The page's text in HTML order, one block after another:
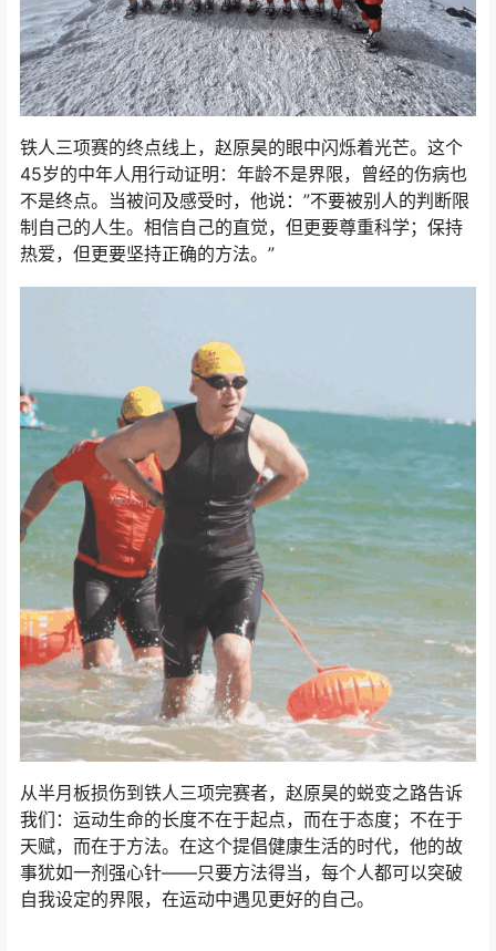
铁人三项赛的终点线上，赵原昊的眼中闪烁着光芒。这个
45岁的中年人用行动证明：年龄不是界限，曾经的伤病也
不是终点。当被问及感受时，他说：”不要被别人的判断限
制自己的人生。相信自己的直觉，但更要尊重科学；保持
热爱，但更要坚持正确的方法。”
从半月板损伤到铁人三项完赛者，赵原昊的蜕变之路告诉
我们：运动生命的长度不在于起点，而在于态度；不在于
天赋，而在于方法。在这个提倡健康生活的时代，他的故
事犹如一剂强心针——只要方法得当，每个人都可以突破
自我设定的界限，在运动中遇见更好的自己。